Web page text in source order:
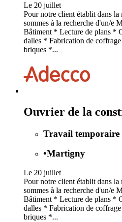
Le 20 juillet
Pour notre client établit dans
sommes à la recherche d'un/e
Bâtiment * Lecture de plans *
dalles * Fabrication de
briques *...
Ouvrier de la
Travail temporaire
•Martigny
Le 20 juillet
Pour notre client établit dans
sommes à la recherche d'un/e
Bâtiment * Lecture de plans *
dalles * Fabrication de
briques *...